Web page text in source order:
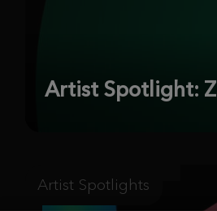
Artist Spotlight:
Artist Spotlights